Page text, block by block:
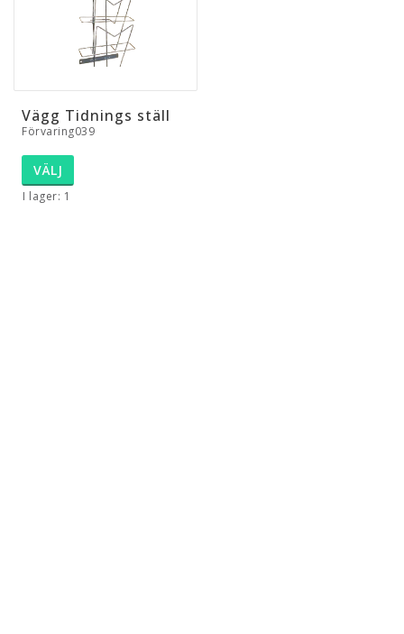
Vägg Tidnings ställ
Förvaring039
I lager: 1
VÄLJ